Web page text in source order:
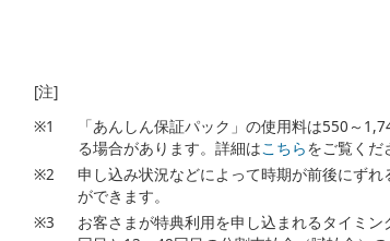
[注]
※1
「あんしん保証パック」の使用料は550～
る場合があります。詳細はこちらをご覧くだ
※2
申し込み状況などによって時期が前後にず
ができます。
※3
お客さまが特典利用を申し込まれるタイミ